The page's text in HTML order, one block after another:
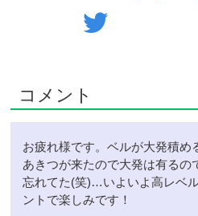
twitter
コメント
お疲れ様です。ベルが大発積め
あきつが来たので大発は有るの
忘れてた(笑)…いよいよ高レベ
ントで楽しみです！